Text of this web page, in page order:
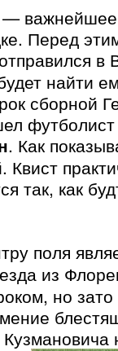
—
Перед
в
найти
сборной
. Как
так, как
поля
из
но